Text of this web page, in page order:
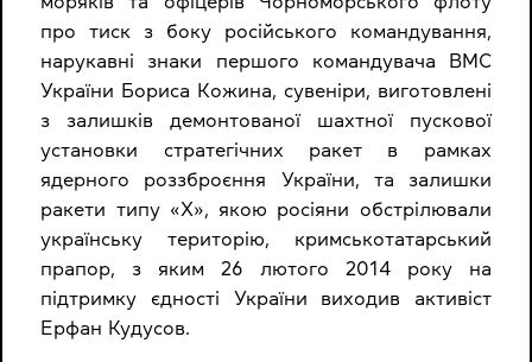
про тиск з боку російського командування,
нарукавні знаки першого командувача ВМС
України Бориса Кожина, сувеніри, виготовлені
з залишків демонтованої шахтної пускової
установки стратегічних ракет в рамках
ядерного роззброєння України, та залишки
ракети типу «Х», якою росіяни обстрілювали
українську територію, кримськотатарський
прапор, з яким 26 лютого 2014 року на
підтримку єдності України виходив активіст
Ерфан Кудусов.